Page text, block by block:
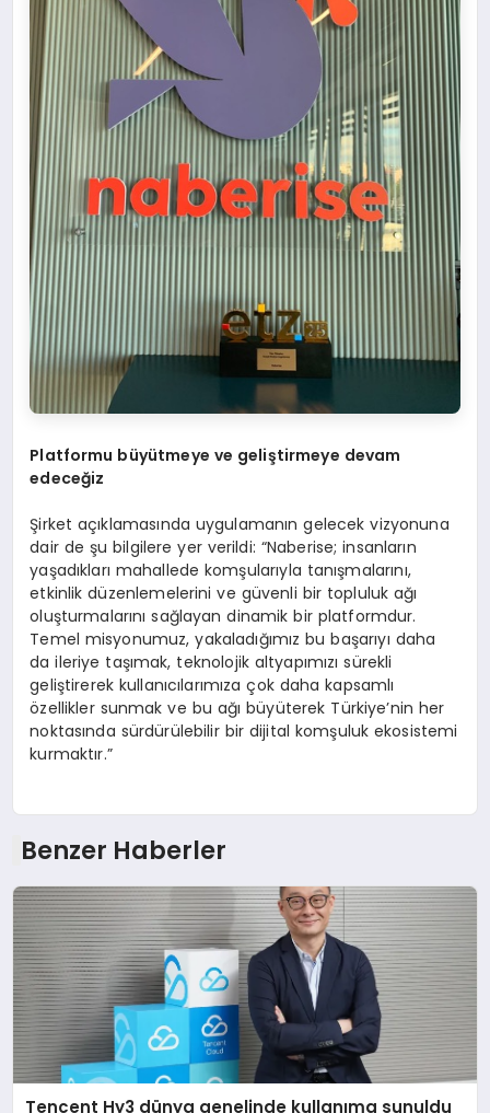
Platformu büyütmeye ve geliştirmeye devam
edeceğiz
Şirket açıklamasında uygulamanın gelecek vizyonuna
dair de şu bilgilere yer verildi: “Naberise; insanların
yaşadıkları mahallede komşularıyla tanışmalarını,
etkinlik düzenlemelerini ve güvenli bir topluluk ağı
oluşturmalarını sağlayan dinamik bir platformdur.
Temel misyonumuz, yakaladığımız bu başarıyı daha
da ileriye taşımak, teknolojik altyapımızı sürekli
geliştirerek kullanıcılarımıza çok daha kapsamlı
özellikler sunmak ve bu ağı büyüterek Türkiye’nin her
noktasında sürdürülebilir bir dijital komşuluk ekosistemi
kurmaktır.”
Benzer Haberler
Tencent Hy3 dünya genelinde kullanıma sunuldu